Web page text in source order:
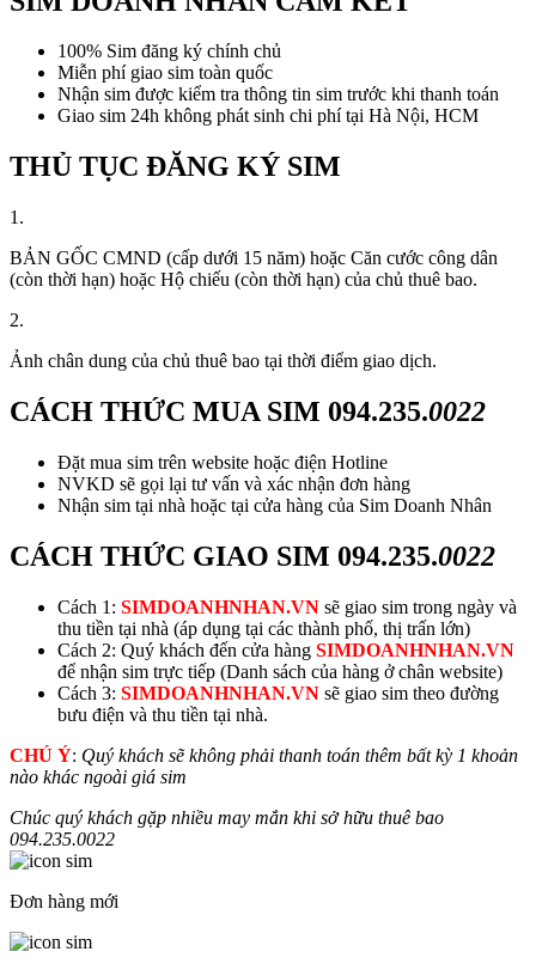
100% Sim đăng ký chính chủ
Miễn phí giao sim toàn quốc
Nhận sim được kiểm tra thông tin sim trước khi thanh toán
Giao sim 24h không phát sinh chi phí tại Hà Nội, HCM
THỦ TỤC ĐĂNG KÝ SIM
1.
BẢN GỐC CMND (cấp dưới 15 năm) hoặc Căn cước công dân
(còn thời hạn) hoặc Hộ chiếu (còn thời hạn) của chủ thuê bao.
2.
Ảnh chân dung của chủ thuê bao tại thời điểm giao dịch.
CÁCH THỨC MUA SIM 094.235.0022
Đặt mua sim trên website hoặc điện Hotline
NVKD sẽ gọi lại tư vấn và xác nhận đơn hàng
Nhận sim tại nhà hoặc tại cửa hàng của Sim Doanh Nhân
CÁCH THỨC GIAO SIM 094.235.0022
Cách 1: SIMDOANHNHAN.VN sẽ giao sim trong ngày và
thu tiền tại nhà (áp dụng tại các thành phố, thị trấn lớn)
Cách 2: Quý khách đến cửa hàng SIMDOANHNHAN.VN
để nhận sim trực tiếp (Danh sách của hàng ở chân website)
Cách 3: SIMDOANHNHAN.VN sẽ giao sim theo đường
bưu điện và thu tiền tại nhà.
CHÚ Ý: Quý khách sẽ không phải thanh toán thêm bất kỳ 1 khoản
nào khác ngoài giá sim
Chúc quý khách gặp nhiều may mắn khi sở hữu thuê bao
094.235.0022
Đơn hàng mới